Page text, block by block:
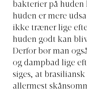
bakterier på
huden er mere
ikke træner lige
huden godt kan
Derfor bør man
og dampbad lige
siges, at
allermest